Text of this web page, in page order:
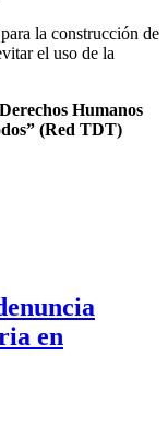
la construcción de
el uso de la
Humanos
(Red TDT)
en